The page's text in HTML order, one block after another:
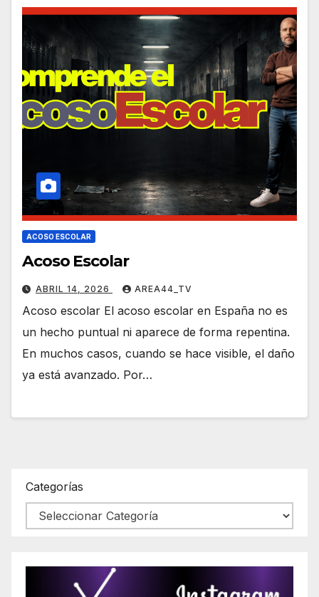
ACOSO ESCOLAR
Acoso Escolar
ABRIL 14, 2026 AREA44_TV
Acoso escolar El acoso escolar en España no es
un hecho puntual ni aparece de forma repentina.
En muchos casos, cuando se hace visible, el daño
ya está avanzado. Por…
Categorías